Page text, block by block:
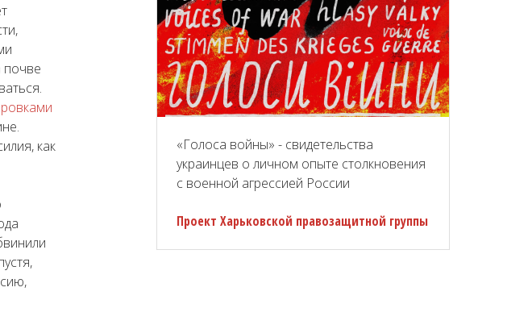
почве
как
«Голоса войны» - свидетельства
украинцев о личном опыте столкновения
с военной агрессией России
Проект Харьковской правозащитной группы